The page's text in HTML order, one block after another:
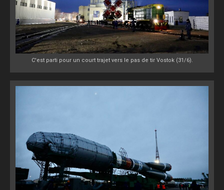
C'est parti pour un court trajet vers le pas de tir Vostok (31/6).